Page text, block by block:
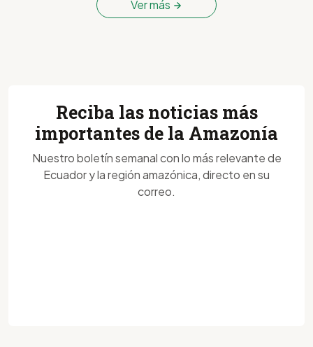
Ver más
Reciba las noticias más
importantes de la Amazonía
Nuestro boletín semanal con lo más relevante de
Ecuador y la región amazónica, directo en su
correo.